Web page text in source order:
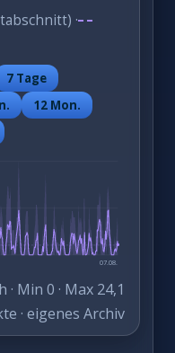
·
7 Tage
12 Mon.
07.08.
· Min 0 · Max 24,1
· eigenes Archiv